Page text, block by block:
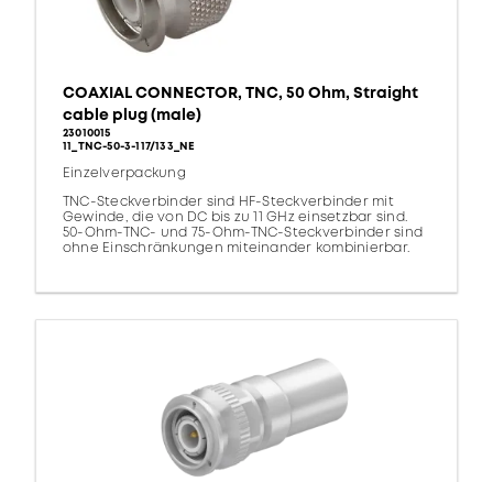
COAXIAL CONNECTOR, TNC, 50 Ohm, Straight
cable plug (male)
23010015
11_TNC-50-3-117/133_NE
Einzelverpackung
TNC-Steckverbinder sind HF-Steckverbinder mit
Gewinde, die von DC bis zu 11 GHz einsetzbar sind.
50-Ohm-TNC- und 75-Ohm-TNC-Steckverbinder sind
ohne Einschränkungen miteinander kombinierbar.